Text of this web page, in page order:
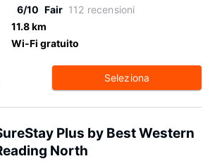
6/10 Fair 112 recensioni
11.8 km
Wi-Fi gratuito
Seleziona
Plus by Best Western
North